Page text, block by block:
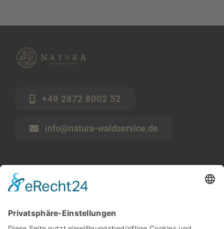
+49 2872 8002 52
info@natura-waldservice.de
Waldservice